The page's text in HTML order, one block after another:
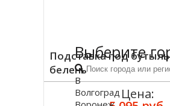
Подставка под
беленый
Цена:
Выберите
В
Волгоград